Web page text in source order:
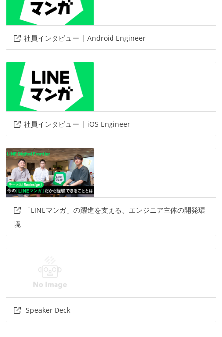
社員インタビュー | Android Engineer
社員インタビュー | iOS Engineer
「LINEマンガ」の躍進を支える、エンジニア主体の開発環
境
Speaker Deck